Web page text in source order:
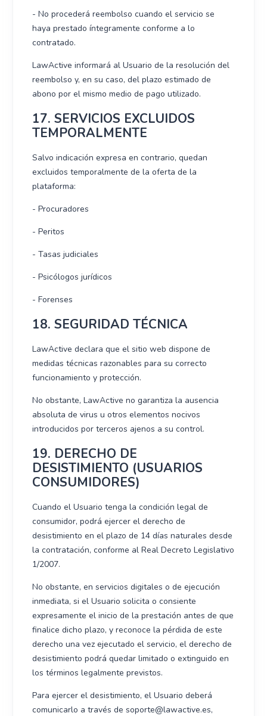
- No procederá reembolso cuando el servicio se
haya prestado íntegramente conforme a lo
contratado.
LawActive informará al Usuario de la resolución del
reembolso y, en su caso, del plazo estimado de
abono por el mismo medio de pago utilizado.
17. SERVICIOS EXCLUIDOS
TEMPORALMENTE
Salvo indicación expresa en contrario, quedan
excluidos temporalmente de la oferta de la
plataforma:
- Procuradores
- Peritos
- Tasas judiciales
- Psicólogos jurídicos
- Forenses
18. SEGURIDAD TÉCNICA
LawActive declara que el sitio web dispone de
medidas técnicas razonables para su correcto
funcionamiento y protección.
No obstante, LawActive no garantiza la ausencia
absoluta de virus u otros elementos nocivos
introducidos por terceros ajenos a su control.
19. DERECHO DE
DESISTIMIENTO (USUARIOS
CONSUMIDORES)
Cuando el Usuario tenga la condición legal de
consumidor, podrá ejercer el derecho de
desistimiento en el plazo de 14 días naturales desde
la contratación, conforme al Real Decreto Legislativo
1/2007.
No obstante, en servicios digitales o de ejecución
inmediata, si el Usuario solicita o consiente
expresamente el inicio de la prestación antes de que
finalice dicho plazo, y reconoce la pérdida de este
derecho una vez ejecutado el servicio, el derecho de
desistimiento podrá quedar limitado o extinguido en
los términos legalmente previstos.
Para ejercer el desistimiento, el Usuario deberá
comunicarlo a través de soporte@lawactive.es,